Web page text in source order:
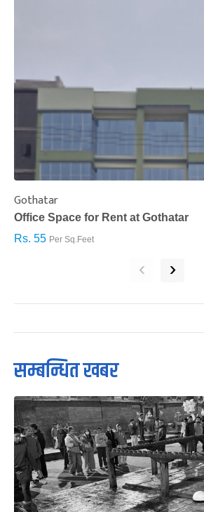
Gothatar
Office Space for Rent at Gothatar
Rs. 55 Per Sq.Feet
‹ ›
सम्बन्धित खबर